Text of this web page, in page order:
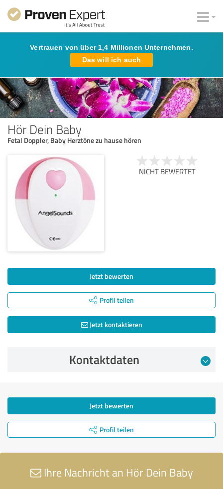
Vertrauen von über 1,4 Millionen Unternehmen.
Das will ich auch
Hör Dein Baby
Fetal Doppler, Baby Herztöne zu hause hören
NICHT BEWERTET
Jetzt bewerten
Profil teilen
Jetzt kontaktieren
Kontaktdaten
Jetzt bewerten
Profil teilen
Ihre Nachricht an Hör Dein Baby